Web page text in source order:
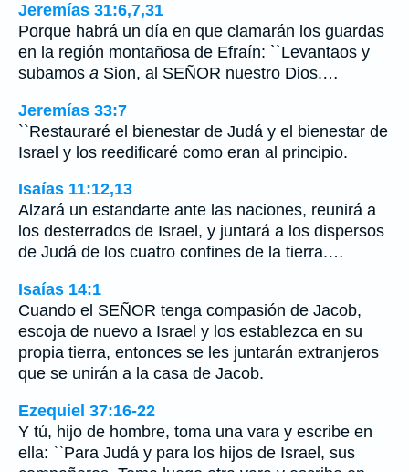
Jeremías 31:6,7,31
Porque habrá un día en que clamarán los guardas
en la región montañosa de Efraín: ``Levantaos y
subamos a Sion, al SEÑOR nuestro Dios.…
Jeremías 33:7
``Restauraré el bienestar de Judá y el bienestar de
Israel y los reedificaré como eran al principio.
Isaías 11:12,13
Alzará un estandarte ante las naciones, reunirá a
los desterrados de Israel, y juntará a los dispersos
de Judá de los cuatro confines de la tierra.…
Isaías 14:1
Cuando el SEÑOR tenga compasión de Jacob,
escoja de nuevo a Israel y los establezca en su
propia tierra, entonces se les juntarán extranjeros
que se unirán a la casa de Jacob.
Ezequiel 37:16-22
Y tú, hijo de hombre, toma una vara y escribe en
ella: ``Para Judá y para los hijos de Israel, sus